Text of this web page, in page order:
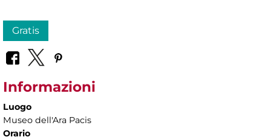
Gratis
Informazioni
Luogo
Museo dell'Ara Pacis
Orario